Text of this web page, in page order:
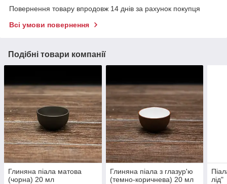
Повернення товару впродовж 14 днів за рахунок покупця
Всі умови повернення
Подібні товари компанії
Глиняна піала матова
(чорна) 20 мл
Глиняна піала з глазур'ю
(темно-коричнева) 20 мл
лід"